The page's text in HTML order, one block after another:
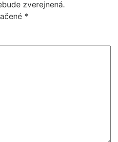
zverejnená.
*